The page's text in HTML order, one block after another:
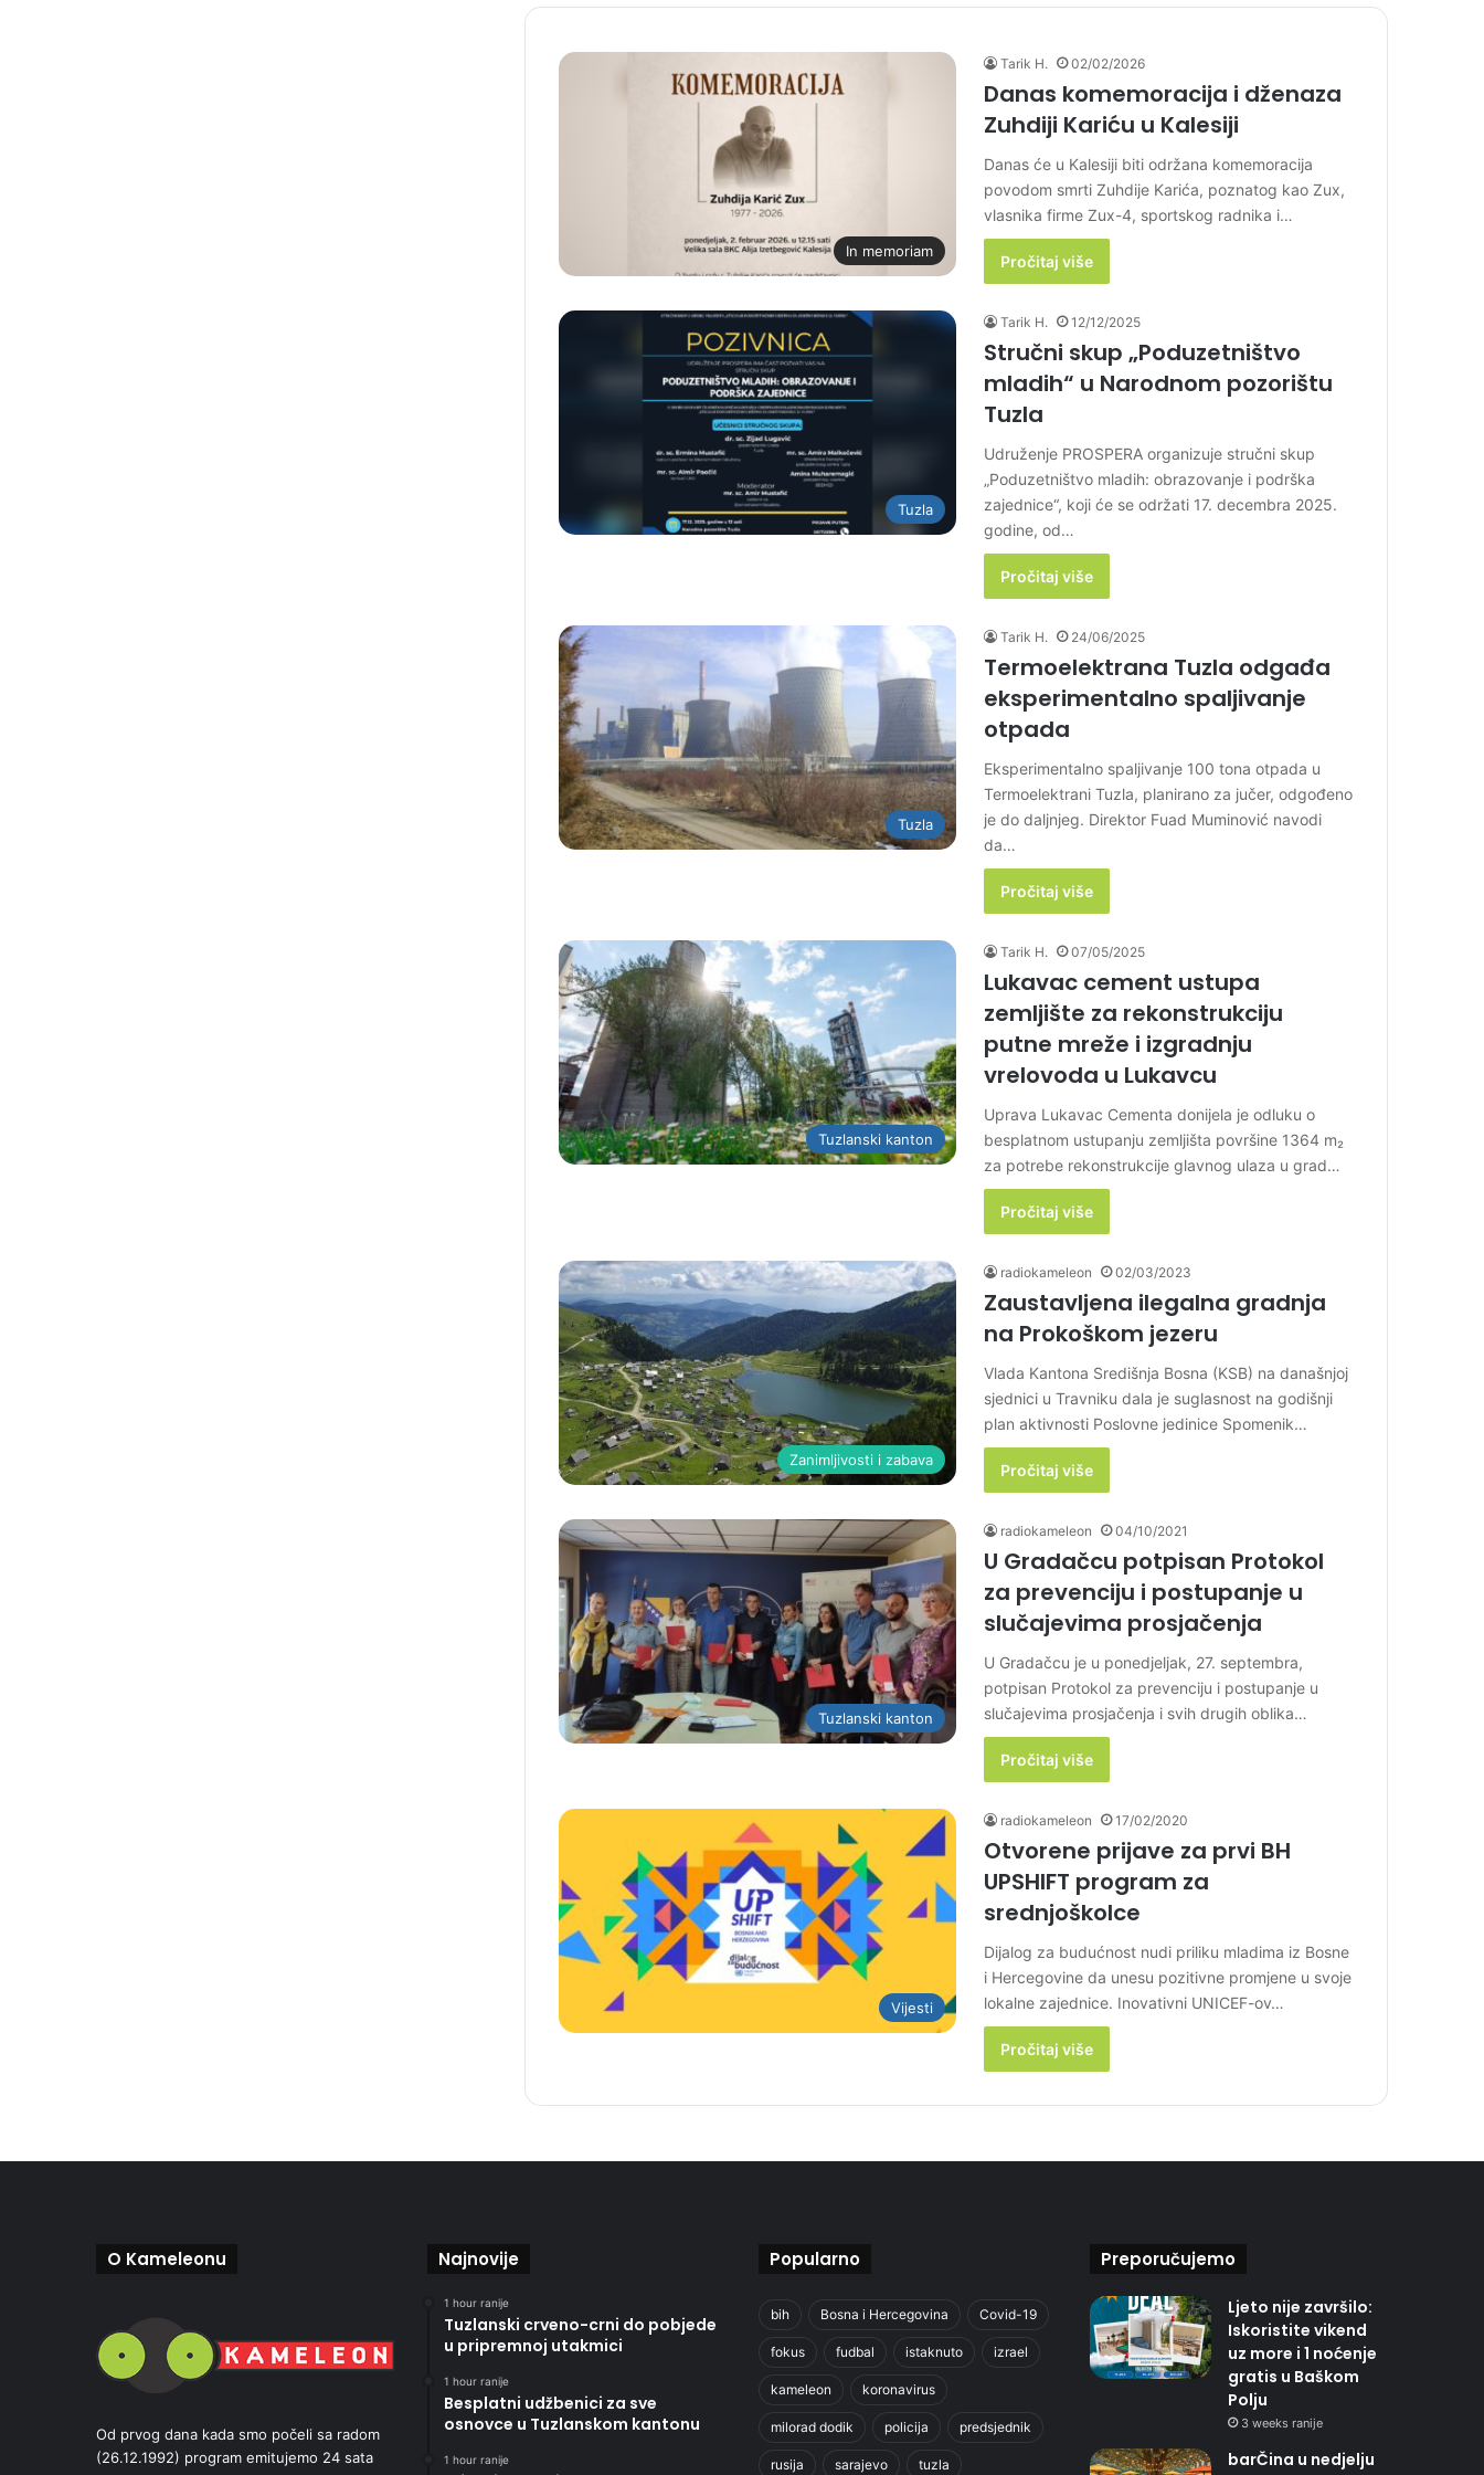
In memoriam
Tarik H. 02/02/2026
Danas komemoracija i dženaza
Zuhdiji Kariću u Kalesiji
Danas će u Kalesiji biti održana komemoracija
povodom smrti Zuhdije Karića, poznatog kao Zux,
vlasnika firme Zux-4, sportskog radnika i…
Pročitaj više
Tuzla
Tarik H. 12/12/2025
Stručni skup „Poduzetništvo
mladih“ u Narodnom pozorištu
Tuzla
Udruženje PROSPERA organizuje stručni skup
„Poduzetništvo mladih: obrazovanje i podrška
zajednice“, koji će se održati 17. decembra 2025.
godine, od…
Pročitaj više
Tuzla
Tarik H. 24/06/2025
Termoelektrana Tuzla odgađa
eksperimentalno spaljivanje
otpada
Eksperimentalno spaljivanje 100 tona otpada u
Termoelektrani Tuzla, planirano za jučer, odgođeno
je do daljnjeg. Direktor Fuad Muminović navodi
da…
Pročitaj više
Tuzlanski kanton
Tarik H. 07/05/2025
Lukavac cement ustupa
zemljište za rekonstrukciju
putne mreže i izgradnju
vrelovoda u Lukavcu
Uprava Lukavac Cementa donijela je odluku o
besplatnom ustupanju zemljišta površine 1364 m₂
za potrebe rekonstrukcije glavnog ulaza u grad…
Pročitaj više
Zanimljivosti i zabava
radiokameleon 02/03/2023
Zaustavljena ilegalna gradnja
na Prokoškom jezeru
Vlada Kantona Središnja Bosna (KSB) na današnjoj
sjednici u Travniku dala je suglasnost na godišnji
plan aktivnosti Poslovne jedinice Spomenik…
Pročitaj više
Tuzlanski kanton
radiokameleon 04/10/2021
U Gradačcu potpisan Protokol
za prevenciju i postupanje u
slučajevima prosjačenja
U Gradačcu je u ponedjeljak, 27. septembra,
potpisan Protokol za prevenciju i postupanje u
slučajevima prosjačenja i svih drugih oblika…
Pročitaj više
Vijesti
radiokameleon 17/02/2020
Otvorene prijave za prvi BH
UPSHIFT program za
srednjoškolce
Dijalog za budućnost nudi priliku mladima iz Bosne
i Hercegovine da unesu pozitivne promjene u svoje
lokalne zajednice. Inovativni UNICEF-ov…
Pročitaj više
O Kameleonu
Od prvog dana kada smo počeli sa radom
(26.12.1992) program emitujemo 24 sata
Najnovije
1 hour ranije
Tuzlanski crveno-crni do pobjede
u pripremnoj utakmici
1 hour ranije
Besplatni udžbenici za sve
osnovce u Tuzlanskom kantonu
1 hour ranije
Popularno
bih Bosna i Hercegovina Covid-19
fokus fudbal istaknuto izrael
kameleon koronavirus
milorad dodik policija predsjednik
rusija sarajevo tuzla
Preporučujemo
Ljeto nije završilo:
Iskoristite vikend
uz more i 1 noćenje
gratis u Baškom
Polju
3 weeks ranije
barČina u nedjelju